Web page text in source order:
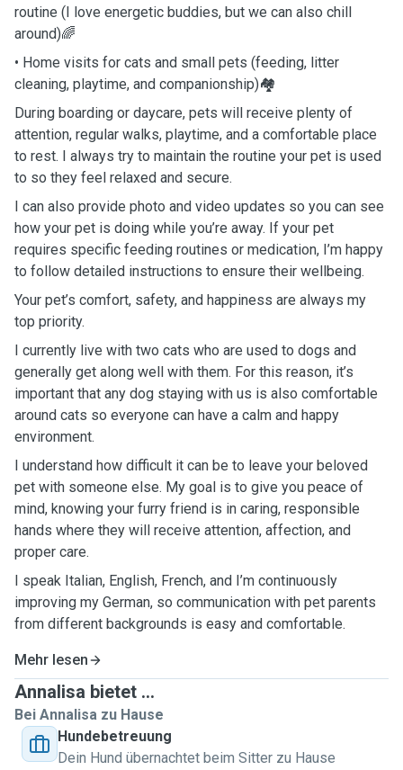
routine (I love energetic buddies, but we can also chill
around)🌈
• Home visits for cats and small pets (feeding, litter
cleaning, playtime, and companionship)🏘️
During boarding or daycare, pets will receive plenty of
attention, regular walks, playtime, and a comfortable place
to rest. I always try to maintain the routine your pet is used
to so they feel relaxed and secure.
I can also provide photo and video updates so you can see
how your pet is doing while you’re away. If your pet
requires specific feeding routines or medication, I’m happy
to follow detailed instructions to ensure their wellbeing.
Your pet’s comfort, safety, and happiness are always my
top priority.
I currently live with two cats who are used to dogs and
generally get along well with them. For this reason, it’s
important that any dog staying with us is also comfortable
around cats so everyone can have a calm and happy
environment.
I understand how difficult it can be to leave your beloved
pet with someone else. My goal is to give you peace of
mind, knowing your furry friend is in caring, responsible
hands where they will receive attention, affection, and
proper care.
I speak Italian, English, French, and I’m continuously
improving my German, so communication with pet parents
from different backgrounds is easy and comfortable.
Mehr lesen
Annalisa bietet ...
Bei Annalisa zu Hause
Hundebetreuung
Dein Hund übernachtet beim Sitter zu Hause